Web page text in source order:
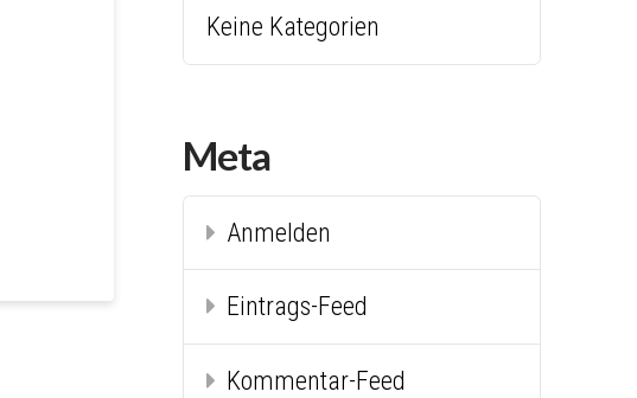
Keine Kategorien
Meta
Anmelden
Eintrags-Feed
Kommentar-Feed